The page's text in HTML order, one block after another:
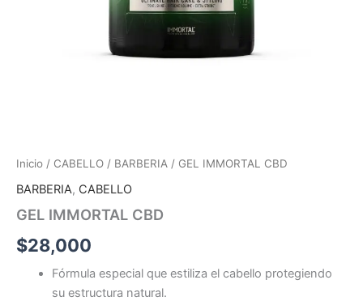
Inicio / CABELLO / BARBERIA / GEL IMMORTAL CBD
BARBERIA, CABELLO
GEL IMMORTAL CBD
$28,000
Fórmula especial que estiliza el cabello protegiendo
su estructura natural.